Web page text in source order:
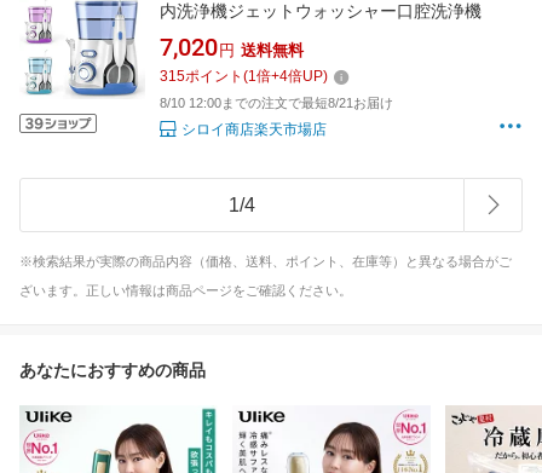
内洗浄機ジェットウォッシャー口腔洗浄機
7,020 円 送料無料
315ポイント (1倍+4倍UP)
8/10 12:00までの注文で最短8/21お届け
シロイ商店楽天市場店
1/4
※検索結果が実際の商品内容（価格、送料、ポイント、在庫等）と異なる場合がご
ざいます。正しい情報は商品ページをご確認ください。
あなたにおすすめの商品